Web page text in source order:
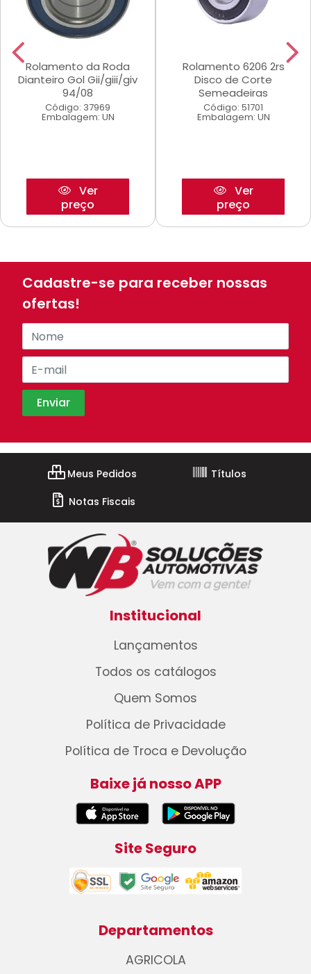
Rolamento da Roda
Dianteiro Gol Gii/giii/giv
94/08
Código: 37969
Embalagem: UN
Ver
preço
Rolamento 6206 2rs
Disco de Corte
Semeadeiras
Código: 51701
Embalagem: UN
Ver
preço
Cadastre-se para receber nossas
ofertas!
Meus Pedidos
Títulos
Notas Fiscais
Institucional
Lançamentos
Todos os catálogos
Quem Somos
Política de Privacidade
Política de Troca e Devolução
Baixe já nosso APP
Site Seguro
Departamentos
AGRICOLA